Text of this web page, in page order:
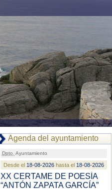
Agenda del ayuntamiento
Dpto. Ayuntamiento
Desde el 18-08-2026 hasta el 18-08-2026
XX CERTAME DE POESÍA
“ANTÓN ZAPATA GARCÍA”